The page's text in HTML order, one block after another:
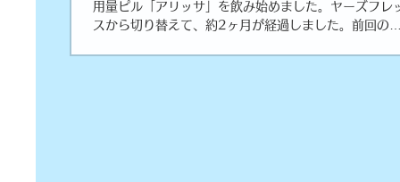
用量ピル「アリッサ」を飲み始めました。ヤーズフレ
スから切り替えて、約2ヶ月が経過しました。前回の